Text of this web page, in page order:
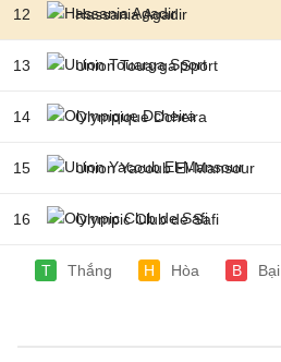
12 Hassania Agadir
13 Union Touarga Sport
14 Olympique Dcheira
15 Union Yacoub El-Mansour
16 Olympic Club de Safi
T Thắng H Hòa B Bại